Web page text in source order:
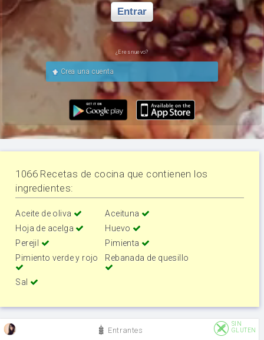
Entrar
¿Eres nuevo?
Crea una cuenta
1066 Recetas de cocina que contienen los
ingredientes:
Aceite de oliva
Aceituna
Hoja de acelga
Huevo
Perejil
Pimienta
Pimiento verde y rojo
Rebanada de quesillo
Sal
Entrantes
SIN
GLUTEN